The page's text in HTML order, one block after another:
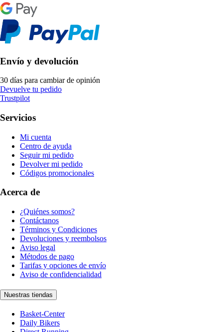
Envío y devolución
30 días para cambiar de opinión
Devuelve tu pedido
Trustpilot
Servicios
Mi cuenta
Centro de ayuda
Seguir mi pedido
Devolver mi pedido
Códigos promocionales
Acerca de
¿Quiénes somos?
Contáctanos
Términos y Condiciones
Devoluciones y reembolsos
Aviso legal
Métodos de pago
Tarifas y opciones de envío
Aviso de confidencialidad
Nuestras tiendas
Basket-Center
Daily Bikers